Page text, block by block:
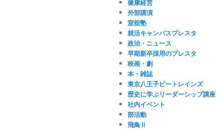
健康経営
外部講演
室舘塾
就活キャンパスプレスタ
政治・ニュース
早期新卒採用のプレスタ
映画・劇
本・雑誌
東京八王子ビートレインズ
歴史に学ぶリーダーシップ講座
社内イベント
部活動
飛鳥Ⅱ